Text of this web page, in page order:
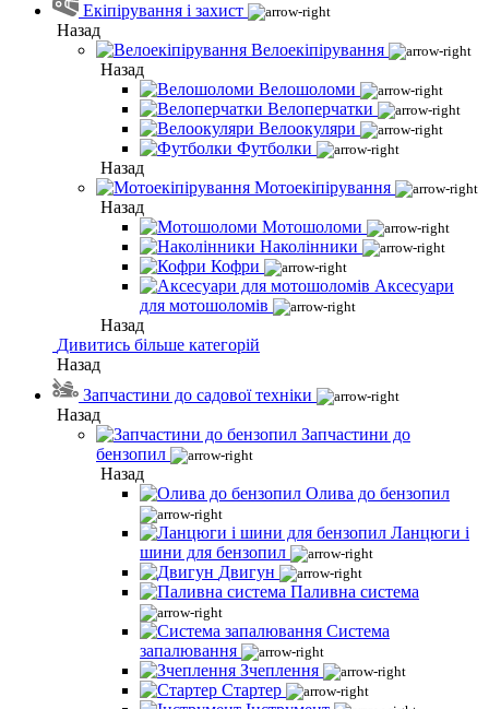
Екіпірування і захист
Назад
Велоекіпірування
Назад
Велошоломи
Велоперчатки
Велоокуляри
Футболки
Назад
Мотоекіпірування
Назад
Мотошоломи
Наколінники
Кофри
Аксесуари
для мотошоломів
Назад
Дивитись більше категорій
Назад
Запчастини до садової техніки
Назад
Запчастини до
бензопил
Назад
Олива до бензопил
Ланцюги і
шини для бензопил
Двигун
Паливна система
Система
запалювання
Зчеплення
Стартер